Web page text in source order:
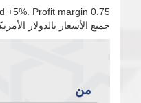
+5%. Profit margin 0.75
جميع الأسعار بالدولار
من